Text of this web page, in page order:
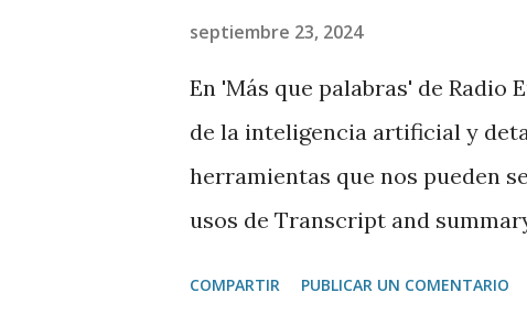
septiembre 23, 2024
En 'Más que palabras' de Radio
de la inteligencia artificial y
herramientas que nos pueden
usos de Transcript and
COMPARTIR PUBLICAR UN COMENTARIO